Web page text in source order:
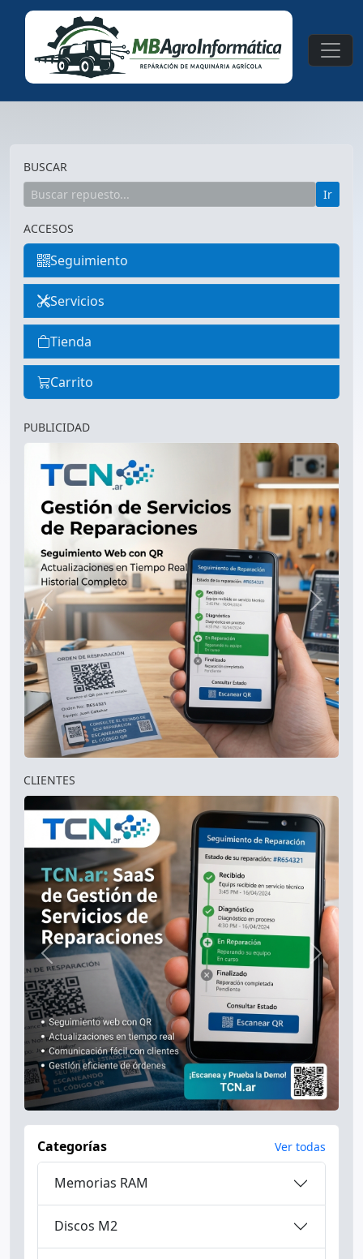
BUSCAR
Ir
ACCESOS
Seguimiento
Servicios
Tienda
Carrito
PUBLICIDAD
Anterior
CLIENTES
Anterior
Categorías Ver todas
Memorias RAM
Discos M2